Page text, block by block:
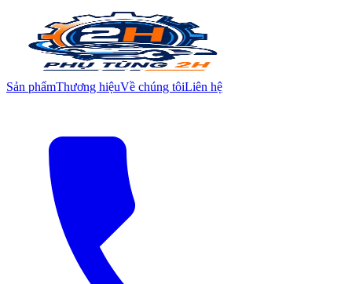
Sản phẩmThương hiệuVề chúng tôiLiên hệ